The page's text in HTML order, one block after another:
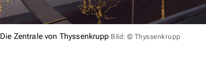
Die Zentrale von Thyssenkrupp Bild: © Thyssenkrupp